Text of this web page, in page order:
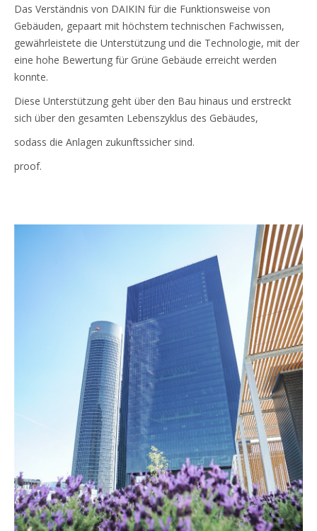
Das Verständnis von DAIKIN für die Funktionsweise von
Gebäuden, gepaart mit höchstem technischen Fachwissen,
gewährleistete die Unterstützung und die Technologie, mit der
eine hohe Bewertung für Grüne Gebäude erreicht werden
konnte.
Diese Unterstützung geht über den Bau hinaus und erstreckt
sich über den gesamten Lebenszyklus des Gebäudes,
sodass die Anlagen zukunftssicher sind.
proof.